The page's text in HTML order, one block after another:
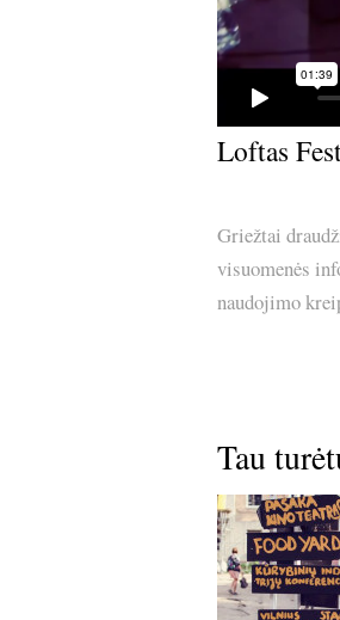
Loftas
Griežtai
visuomenės
naudojimo
Tau